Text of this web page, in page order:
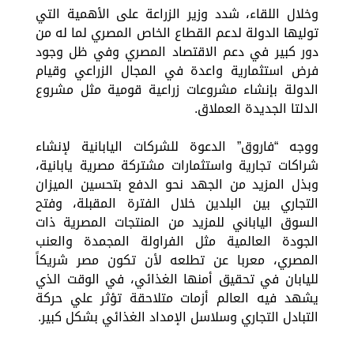
وخلال اللقاء، شدد وزير الزراعة على الأهمية التي
توليها الدولة لدعم القطاع الخاص المصري لما له من
دور كبير في دعم الاقتصاد المصري وفي ظل وجود
فرض استثمارية واعدة في المجال الزراعي وقيام
الدولة بإنشاء مشروعات زراعية قومية مثل مشروع
الدلتا الجديدة العملاق.
ووجه “فاروق” الدعوة للشركات اليابانية لإنشاء
شراكات تجارية واستثمارات مشتركة مصرية يابانية،
وبذل المزيد من الجهد نحو الدفع بتحسين الميزان
التجاري بين البلدين خلال الفترة المقبلة، وفتح
السوق الياباني للمزيد من المنتجات المصرية ذات
الجودة العالمية مثل الفراولة المجمدة والعنب
المصري، معربا عن تطلعه لأن تكون مصر شريكاً
لليابان في تحقيق أمنها الغذائي، في الوقت الذي
يشهد فيه العالم أزمات متلاحقة تؤثر علي حركة
التبادل التجاري وسلاسل الإمداد الغذائي بشكل كبير.